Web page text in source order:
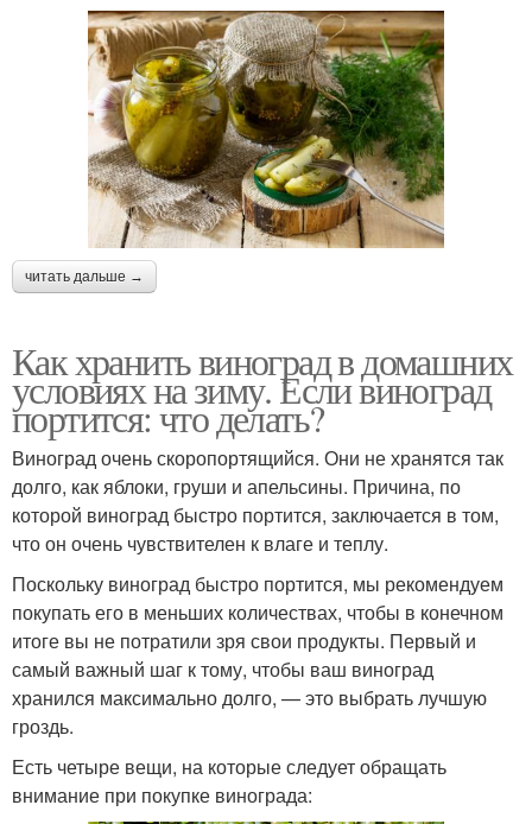
читать дальше →
Как хранить виноград в домашних
условиях на зиму. Если виноград
портится: что делать?
Виноград очень скоропортящийся. Они не хранятся так
долго, как яблоки, груши и апельсины. Причина, по
которой виноград быстро портится, заключается в том,
что он очень чувствителен к влаге и теплу.
Поскольку виноград быстро портится, мы рекомендуем
покупать его в меньших количествах, чтобы в конечном
итоге вы не потратили зря свои продукты. Первый и
самый важный шаг к тому, чтобы ваш виноград
хранился максимально долго, — это выбрать лучшую
гроздь.
Есть четыре вещи, на которые следует обращать
внимание при покупке винограда: